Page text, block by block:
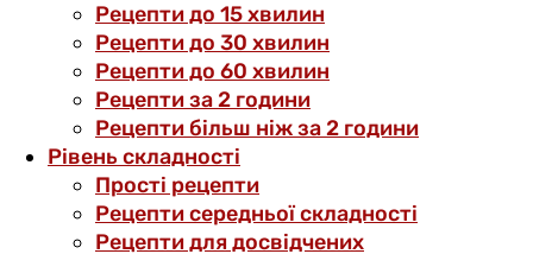
Рецепти до 15 хвилин
Рецепти до 30 хвилин
Рецепти до 60 хвилин
Рецепти за 2 години
Рецепти більш ніж за 2 години
Рівень складності
Прості рецепти
Рецепти середньої складності
Рецепти для досвідчених